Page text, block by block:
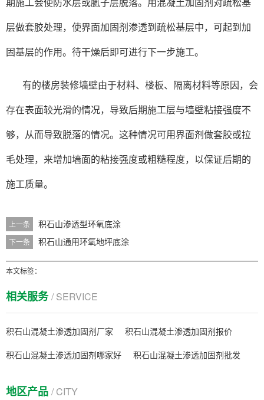
层做套胶处理，使界面加固剂渗透到疏松基层中，可起到加
固基层的作用。待干燥后即可进行下一步施工。
有的楼房装修墙壁由于材料、楼板、隔离材料等原因，会
存在表面较光滑的情况，导致后期施工层与墙壁粘接强度不
够，从而导致脱落的情况。这种情况可用界面剂做套胶或拉
毛处理，来增加墙面的粘接强度或粗糙程度，以保证后期的
施工质量。
上一条 积石山渗透型环氧底涂
下一条 积石山通用环氧地坪底涂
本文标签：
相关服务/ SERVICE
积石山混凝土渗透加固剂厂家
积石山混凝土渗透加固剂报价
积石山混凝土渗透加固剂哪家好
积石山混凝土渗透加固剂批发
地区产品 / CITY